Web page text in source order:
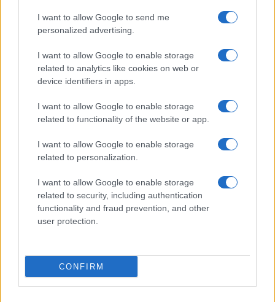
I want to allow Google to send me
personalized advertising.
I want to allow Google to enable storage
related to analytics like cookies on web or
device identifiers in apps.
I want to allow Google to enable storage
related to functionality of the website or app.
I want to allow Google to enable storage
related to personalization.
I want to allow Google to enable storage
related to security, including authentication
functionality and fraud prevention, and other
user protection.
CONFIRM
CHI SIAMO CONTATTI PUBBLICITÀ LAVORA CON NOI
OTTO CHANNEL
Iscritto al Registro degli Operatori di Comunicazione n. 37512
© Riproduzione Riservata – Ne è consentita esclusivamente una
riproduzione parziale con citazione della fonte corretta